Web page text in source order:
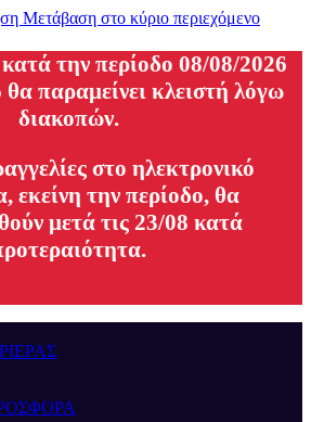
Μετάβαση στο κύριο περιεχόμενο
την περίοδο 08/08/2026
παραμείνει κλειστή λόγω
διακοπών.
στο ηλεκτρονικό
εκείνη την περίοδο, θα
μετά τις 23/08 κατά